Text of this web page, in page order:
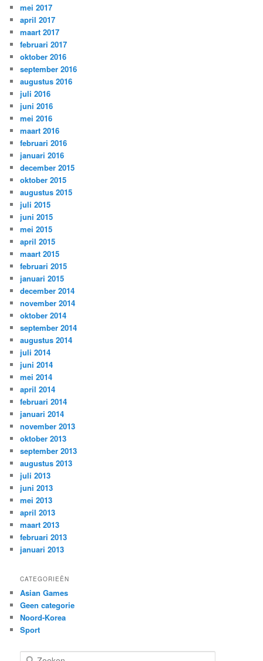
mei 2017
april 2017
maart 2017
februari 2017
oktober 2016
september 2016
augustus 2016
juli 2016
juni 2016
mei 2016
maart 2016
februari 2016
januari 2016
december 2015
oktober 2015
augustus 2015
juli 2015
juni 2015
mei 2015
april 2015
maart 2015
februari 2015
januari 2015
december 2014
november 2014
oktober 2014
september 2014
augustus 2014
juli 2014
juni 2014
mei 2014
april 2014
februari 2014
januari 2014
november 2013
oktober 2013
september 2013
augustus 2013
juli 2013
juni 2013
mei 2013
april 2013
maart 2013
februari 2013
januari 2013
CATEGORIEËN
Asian Games
Geen categorie
Noord-Korea
Sport